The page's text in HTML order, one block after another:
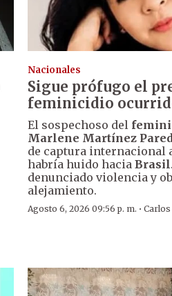
Nacionales
Sigue prófugo el
feminicidio
El sospechoso del
Marlene Martínez
de captura internacional
habría huido hacia Brasil
denunciado violencia y
alejamiento.
Agosto 6, 2026 09:56 p. m. ·